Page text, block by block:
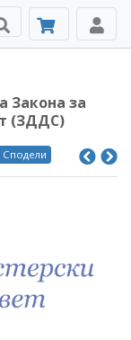
Закона за
(ЗДДС)
Сподели